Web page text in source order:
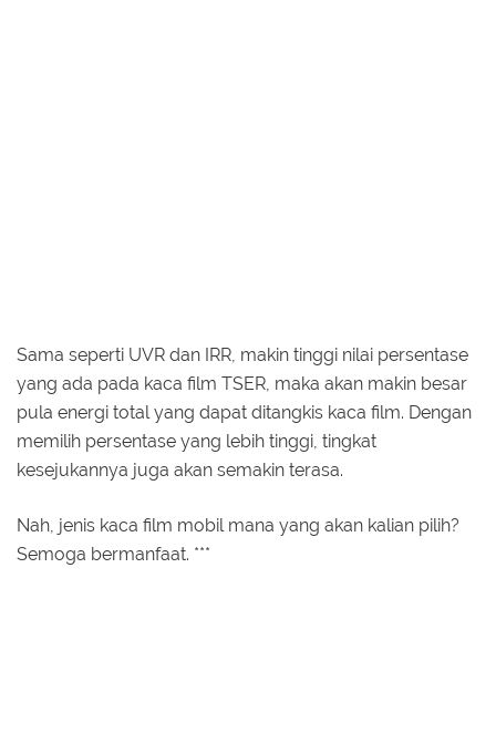
Sama seperti UVR dan IRR, makin tinggi nilai persentase
yang ada pada kaca film TSER, maka akan makin besar
pula energi total yang dapat ditangkis kaca film. Dengan
memilih persentase yang lebih tinggi, tingkat
kesejukannya juga akan semakin terasa.
Nah, jenis kaca film mobil mana yang akan kalian pilih?
Semoga bermanfaat. ***